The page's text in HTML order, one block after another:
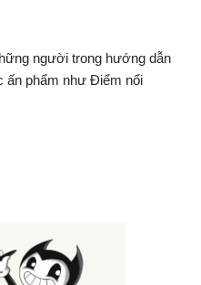
người trong hướng dẫn
ấn phẩm như Điểm nổi